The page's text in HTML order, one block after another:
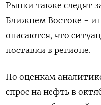
Рынки также следят
Ближнем Востоке -
опасаются, что
поставки в регионе.
По оценкам
спрос на нефть в